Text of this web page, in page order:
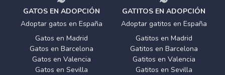
GATOS EN ADOPCIÓN
Adoptar gatos en España
Gatos en Madrid
Gatos en Barcelona
Gatos en Valencia
Gatos en Sevilla
GATITOS EN ADOPCIÓN
Adoptar gatitos en España
Gatitos en Madrid
Gatitos en Barcelona
Gatitos en Valencia
Gatitos en Sevilla